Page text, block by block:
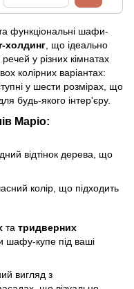
функціональні шафи-
холдинг , що ідеально
речей у різних кімнатах
колірних варіантах:
у шести розмірах, що
будь-якого інтер'єру.
Маріо:
відтінок дерева, що
колір, що підходить
та тридверних
шафу-купе під ваші
вигляд з